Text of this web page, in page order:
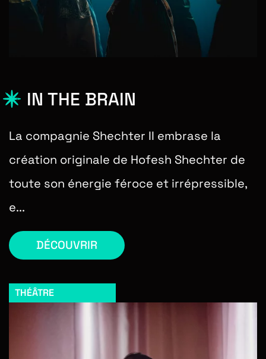
IN THE BRAIN
La compagnie Shechter II embrase la
création originale de Hofesh Shechter de
toute son énergie féroce et irrépressible,
e...
DÉCOUVRIR
THÉÂTRE